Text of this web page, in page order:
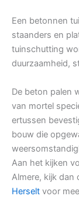
Een betonnen
staanders en
tuinschutting
duurzaamheid,
De beton palen
van mortel
ertussen
bouw die
Aan het kijken
Almere, kijk dan
Herselt voor